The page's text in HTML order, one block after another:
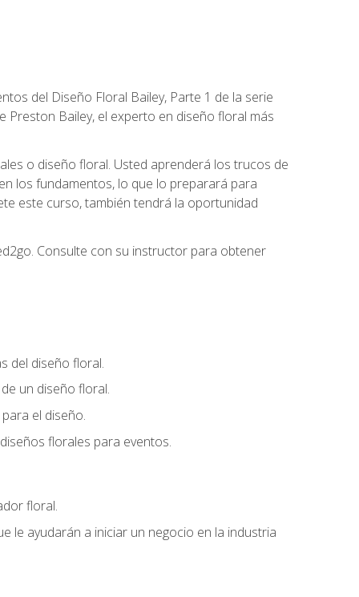
del Diseño Floral Bailey, Parte 1 de la serie
Bailey, el experto en diseño floral más
o diseño floral. Usted aprenderá los trucos de
los fundamentos, lo que lo preparará para
este curso, también tendrá la oportunidad
Consulte con su instructor para obtener
del diseño floral.
un diseño floral.
el diseño.
florales para eventos.
floral.
le ayudarán a iniciar un negocio en la industria